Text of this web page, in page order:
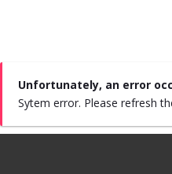
Unfortunately, an error
Sytem error. Please refresh